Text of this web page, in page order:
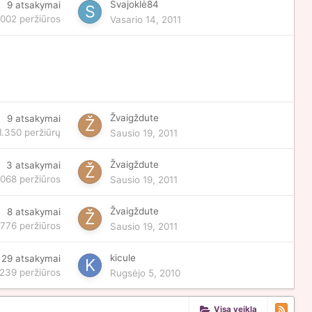
9 atsakymai
peržiūros
Svajoklė84
Vasario 14, 2011
9 atsakymai
peržiūrų
Žvaigždute
Sausio 19, 2011
3 atsakymai
peržiūros
Žvaigždute
Sausio 19, 2011
8 atsakymai
peržiūros
Žvaigždute
Sausio 19, 2011
29 atsakymai
peržiūros
kicule
Rugsėjo 5, 2010
Visa veikla